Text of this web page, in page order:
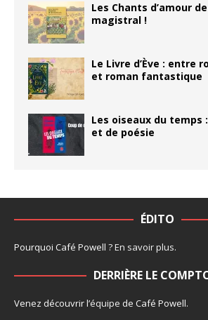
Les Chants d’amour
magistral !
Le Livre d’Ève : entre
et roman fantastique
Les oiseaux du temps
et de poésie
ÉDITO
Pourquoi Café Powell ?En savoir plus.
DERRIÈRE LE
Venez découvrir l’équipe de Café Powell.